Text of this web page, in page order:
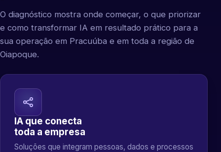
O diagnóstico mostra onde começar, o que priorizar
e como transformar IA em resultado prático para a
sua operação em Pracuúba e em toda a região de
Oiapoque.
IA que conecta
toda a empresa
Soluções que integram pessoas, dados e processos